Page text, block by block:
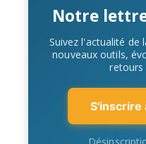
Notre
Suivez l'actualité de
nouveaux outils,
retours
S'inscrire